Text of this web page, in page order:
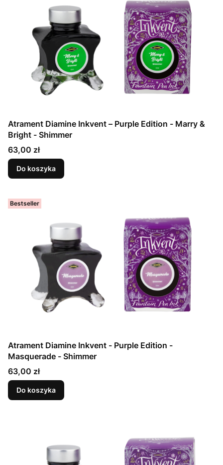
Atrament Diamine Inkvent – Purple Edition - Marry &
Bright - Shimmer
Cena
63,00 zł
Do koszyka
Bestseller
Atrament Diamine Inkvent - Purple Edition -
Masquerade - Shimmer
Cena
63,00 zł
Do koszyka